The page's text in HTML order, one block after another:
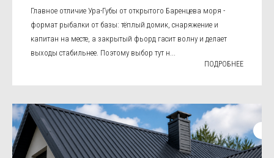
Главное отличие Ура-Губы от открытого Баренцева моря -
формат рыбалки от базы: тёплый домик, снаряжение и
капитан на месте, а закрытый фьорд гасит волну и делает
выходы стабильнее. Поэтому выбор тут н...
ПОДРОБНЕЕ